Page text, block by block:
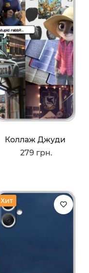
Коллаж Джуди
279 грн.
Хит